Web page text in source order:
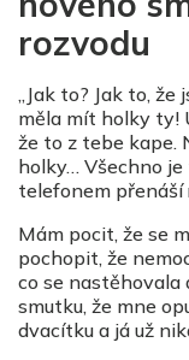
rozvodu
„Jak to? Jak to, že
měla mít holky ty!
že to z tebe kape.
holky… Všechno je
telefonem přenáší
Mám pocit, že se
pochopit, že
co se nastěhovala
smutku, že mne
dvacítku a já už